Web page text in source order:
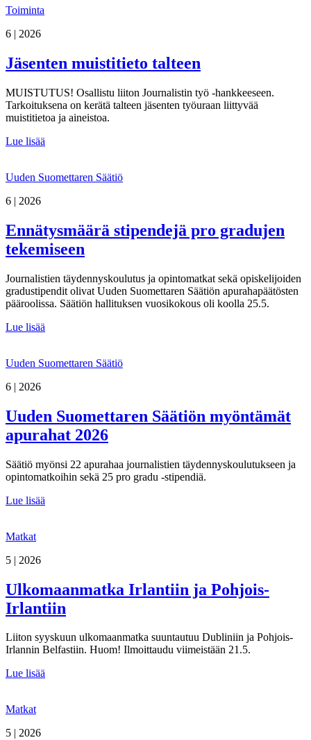
Toiminta
6 | 2026
Jäsenten muistitieto talteen
MUISTUTUS! Osallistu liiton Journalistin työ -hankkeeseen.
Tarkoituksena on kerätä talteen jäsenten työuraan liittyvää
muistitietoa ja aineistoa.
Lue lisää
Uuden Suomettaren Säätiö
6 | 2026
Ennätysmäärä stipendejä pro gradujen
tekemiseen
Journalistien täydennyskoulutus ja opintomatkat sekä opiskelijoiden
gradustipendit olivat Uuden Suomettaren Säätiön apurahapäätösten
pääroolissa. Säätiön hallituksen vuosikokous oli koolla 25.5.
Lue lisää
Uuden Suomettaren Säätiö
6 | 2026
Uuden Suomettaren Säätiön myöntämät
apurahat 2026
Säätiö myönsi 22 apurahaa journalistien täydennyskoulutukseen ja
opintomatkoihin sekä 25 pro gradu -stipendiä.
Lue lisää
Matkat
5 | 2026
Ulkomaanmatka Irlantiin ja Pohjois-
Irlantiin
Liiton syyskuun ulkomaanmatka suuntautuu Dubliniin ja Pohjois-
Irlannin Belfastiin. Huom! Ilmoittaudu viimeistään 21.5.
Lue lisää
Matkat
5 | 2026